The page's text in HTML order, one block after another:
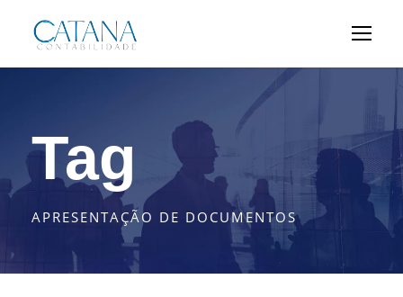
Tag
APRESENTAÇÃO DE DOCUMENTOS